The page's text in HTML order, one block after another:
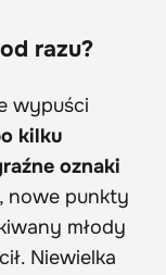
razu?
wypuści
kilku
oznaki
nowe punkty
młody
Niewielka